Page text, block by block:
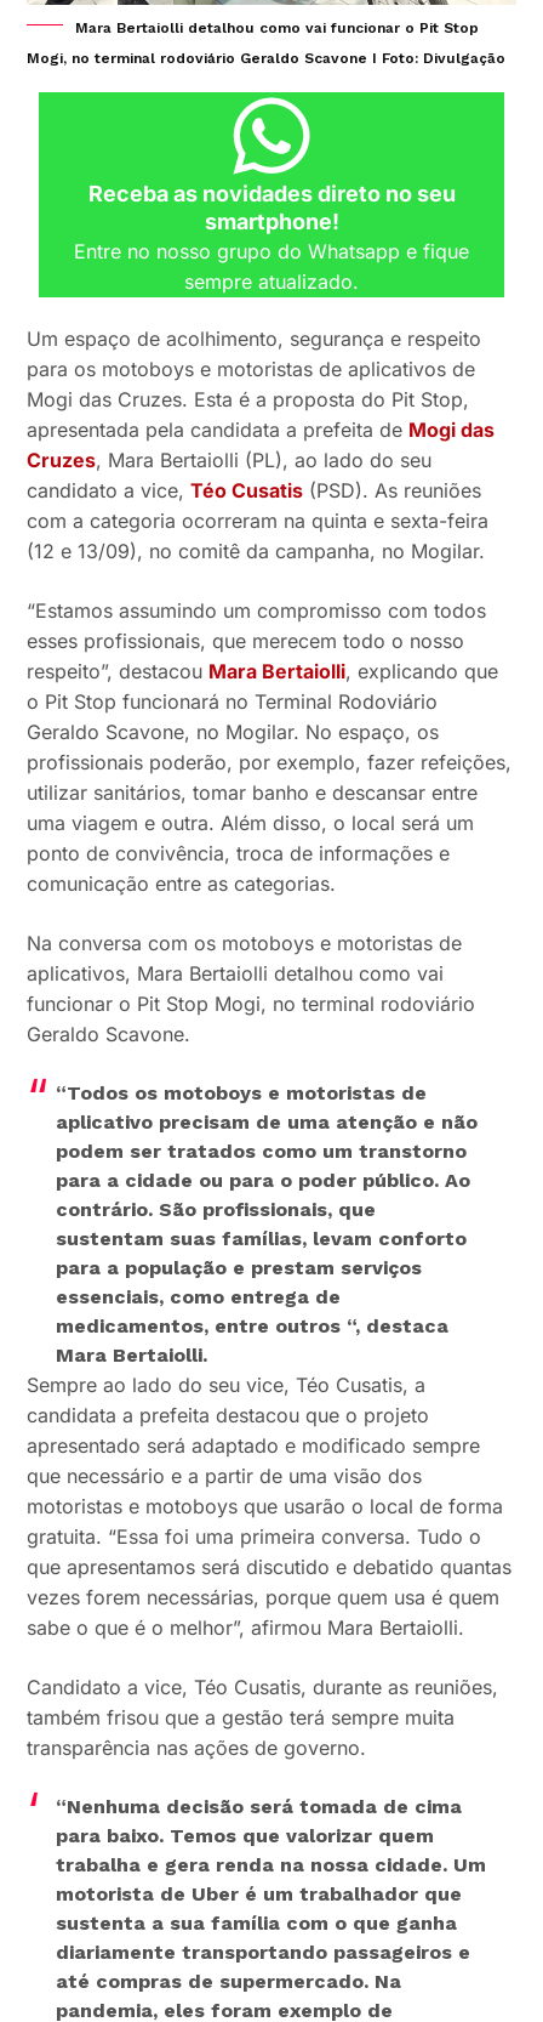
Mara Bertaiolli detalhou como vai funcionar o Pit Stop
Mogi, no terminal rodoviário Geraldo Scavone I Foto: Divulgação
Receba as novidades direto no seu
smartphone!
Entre no nosso grupo do Whatsapp e fique
sempre atualizado.
Um espaço de acolhimento, segurança e respeito
para os motoboys e motoristas de aplicativos de
Mogi das Cruzes. Esta é a proposta do Pit Stop,
apresentada pela candidata a prefeita de Mogi das
Cruzes, Mara Bertaiolli (PL), ao lado do seu
candidato a vice,Téo Cusatis (PSD). As reuniões
com a categoria ocorreram na quinta e sexta-feira
(12 e 13/09), no comitê da campanha, no Mogilar.
“Estamos assumindo um compromisso com todos
esses profissionais, que merecem todo o nosso
respeito”, destacou Mara Bertaiolli, explicando que
o Pit Stop funcionará no Terminal Rodoviário
Geraldo Scavone, no Mogilar. No espaço, os
profissionais poderão, por exemplo, fazer refeições,
utilizar sanitários, tomar banho e descansar entre
uma viagem e outra. Além disso, o local será um
ponto de convivência, troca de informações e
comunicação entre as categorias.
Na conversa com os motoboys e motoristas de
aplicativos, Mara Bertaiolli detalhou como vai
funcionar o Pit Stop Mogi, no terminal rodoviário
Geraldo Scavone.
“Todos os motoboys e motoristas de
aplicativo precisam de uma atenção e não
podem ser tratados como um transtorno
para a cidade ou para o poder público. Ao
contrário. São profissionais, que
sustentam suas famílias, levam conforto
para a população e prestam serviços
essenciais, como entrega de
medicamentos, entre outros “, destaca
Mara Bertaiolli.
Sempre ao lado do seu vice, Téo Cusatis, a
candidata a prefeita destacou que o projeto
apresentado será adaptado e modificado sempre
que necessário e a partir de uma visão dos
motoristas e motoboys que usarão o local de forma
gratuita. “Essa foi uma primeira conversa. Tudo o
que apresentamos será discutido e debatido quantas
vezes forem necessárias, porque quem usa é quem
sabe o que é o melhor”, afirmou Mara Bertaiolli.
Candidato a vice, Téo Cusatis, durante as reuniões,
também frisou que a gestão terá sempre muita
transparência nas ações de governo.
“Nenhuma decisão será tomada de cima
para baixo. Temos que valorizar quem
trabalha e gera renda na nossa cidade. Um
motorista de Uber é um trabalhador que
sustenta a sua família com o que ganha
diariamente transportando passageiros e
até compras de supermercado. Na
pandemia, eles foram exemplo de